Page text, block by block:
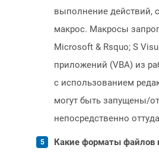
выполнение действий,
макрос. Макросы
Microsoft & Rsquo; S
приложений (VBA) из
с использованием
могут быть запущены/
непосредственно
Какие форматы файлов